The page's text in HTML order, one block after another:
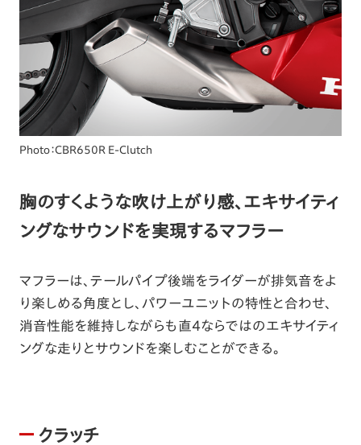
Photo：CBR650R E-Clutch
胸のすくような吹け上がり感、エキサイティ
ングなサウンドを実現するマフラー
マフラーは、テールパイプ後端をライダーが排気音をよ
り楽しめる角度とし、パワーユニットの特性と合わせ、
消音性能を維持しながらも直4ならではのエキサイティ
ングな走りとサウンドを楽しむことができる。
クラッチ